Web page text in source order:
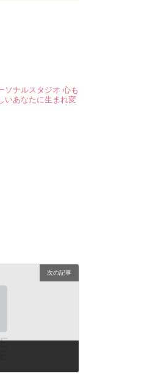
ソナルスタジオ 心も
いあなたに生まれ変
次の記事